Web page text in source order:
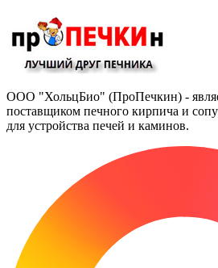
ООО "ХольцБио" (ПроПечкин) -
поставщиком печного кирпича и
для устройства печей и каминов.